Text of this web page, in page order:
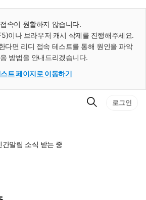
속이 원활하지 않습니다.
이나 브라우저 캐시 삭제를 진행해주세요.
다면 리디 접속 테스트를 통해 원인을 파악
방법을 안내드리겠습니다.
트 페이지로 이동하기
검
로그인
간알림 소식 받는 중